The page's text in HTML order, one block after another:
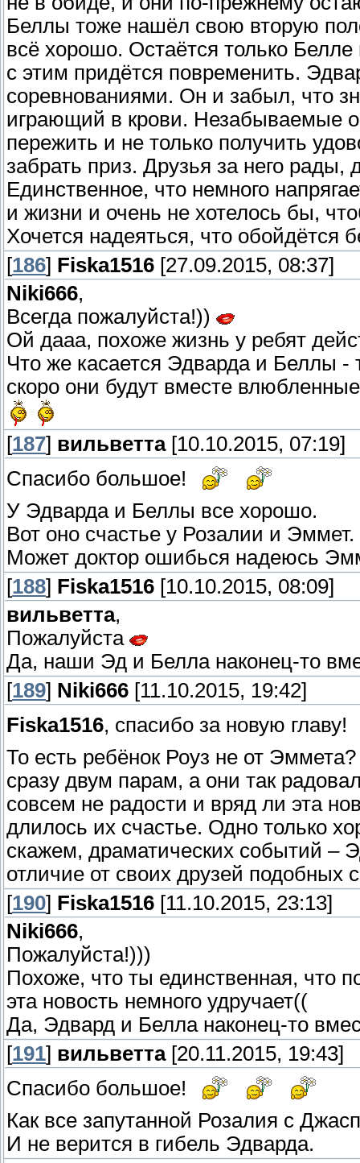
Беллы тоже нашёл свою вторую
всё хорошо. Остаётся только
с этим придётся повременить.
соревнованиями. Он и забыл, что
играющий в крови. Незабываемые
пережить и не только получить
забрать приз. Друзья за него рады,
Единственное, что немного
и жизни и очень не хотелось бы,
Хочется надеяться, что обойдётся
[186] Fiska1516 [27.09.2015, 08:37]
Niki666,
Всегда пожалуйста!))
Ой дааа, похоже жизнь у ребят
Что же касается Эдварда и Беллы
скоро они будут вместе
[187] вильветта[10.10.2015, 07:19]
Спасибо большое!
У Эдварда и Беллы все хорошо.
Вот оно счастье у Розалии и Эммет.
Может доктор ошибься надеюсь
[188] Fiska1516 [10.10.2015, 08:09]
вильветта,
Пожалуйста
Да, наши Эд и Белла наконец-то
[189] Niki666 [11.10.2015, 19:42]
Fiska1516, спасибо за новую главу!
То есть ребёнок Роуз не от
сразу двум парам, а они так
совсем не радости и вряд ли эта
длилось их счастье. Одно только
скажем, драматических событий –
отличие от своих друзей подобных
[190] Fiska1516 [11.10.2015, 23:13]
Niki666,
Пожалуйста!)))
Похоже, что ты единственная, что
эта новость немного удручает((
Да, Эдвард и Белла наконец-то
[191] вильветта[20.11.2015, 19:43]
Спасибо большое!
Как все запутанной Розалия с
И не верится в гибель Эдварда.